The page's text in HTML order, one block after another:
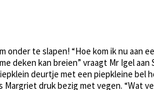
te slapen! “Hoe kom ik nu aan
deken kan breien” vraagt Mr Igel aan
deurtje met een piepkleine bel
druk bezig met vegen. “Wat